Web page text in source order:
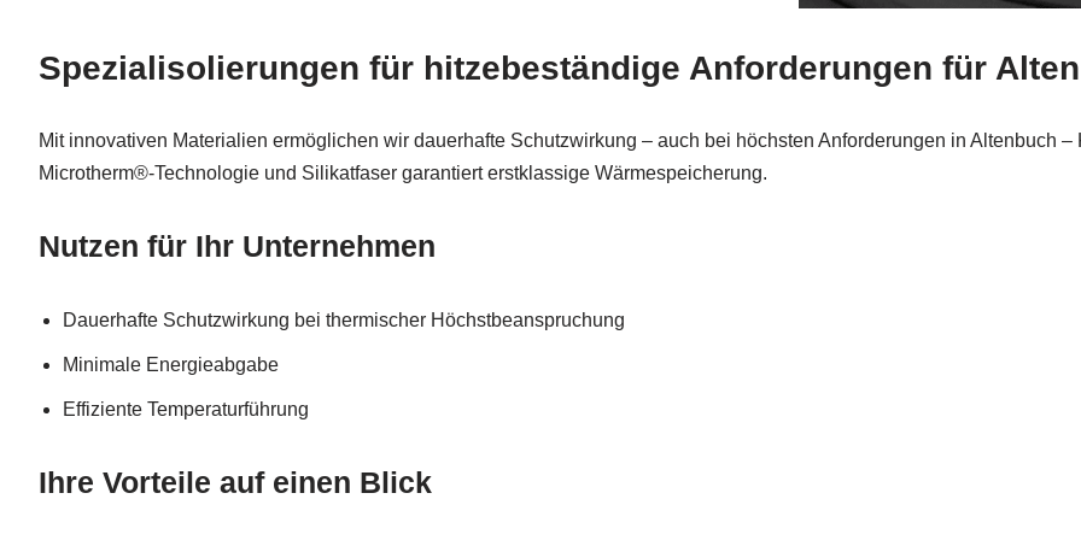
Spezialisolierungen für hitzebeständige Anforderungen für
Mit innovativen Materialien ermöglichen wir dauerhafte Schutzwirkung – auch bei höchsten Anforderungen in Altenbuch
Microtherm®-Technologie und Silikatfaser garantiert erstklassige Wärmespeicherung.
Nutzen für Ihr Unternehmen
Dauerhafte Schutzwirkung bei thermischer Höchstbeanspruchung
Minimale Energieabgabe
Effiziente Temperaturführung
Ihre Vorteile auf einen Blick